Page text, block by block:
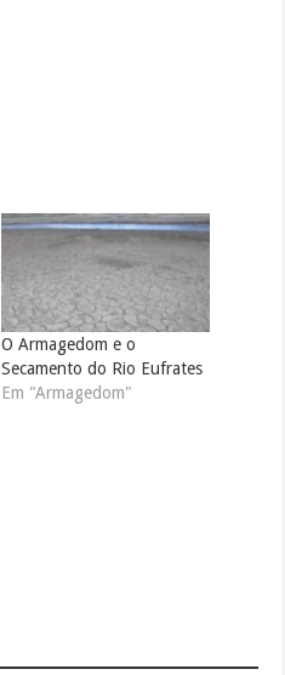
O Armagedom e o
Secamento do Rio Eufrates
Em "Armagedom"